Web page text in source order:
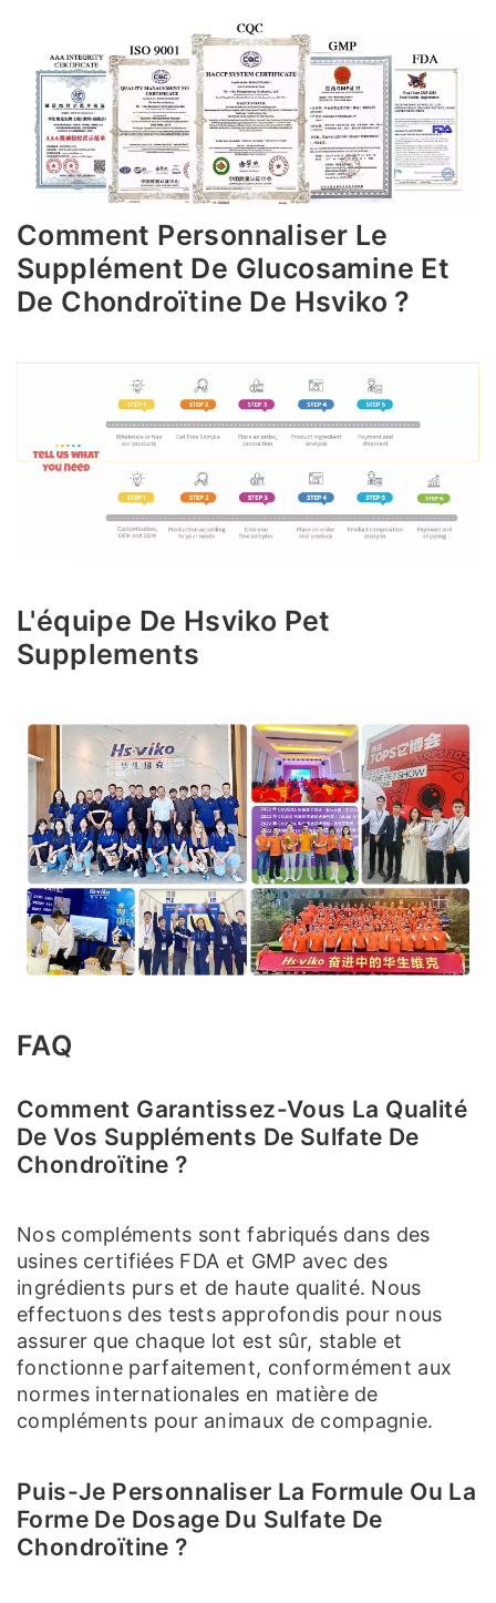
Comment Personnaliser Le
Supplément De Glucosamine Et
De Chondroïtine De Hsviko ?
L'équipe De Hsviko Pet
Supplements
FAQ
Comment Garantissez-Vous La Qualité
De Vos Suppléments De Sulfate De
Chondroïtine ?
Nos compléments sont fabriqués dans des
usines certifiées FDA et GMP avec des
ingrédients purs et de haute qualité. Nous
effectuons des tests approfondis pour nous
assurer que chaque lot est sûr, stable et
fonctionne parfaitement, conformément aux
normes internationales en matière de
compléments pour animaux de compagnie.
Puis-Je Personnaliser La Formule Ou La
Forme De Dosage Du Sulfate De
Chondroïtine ?